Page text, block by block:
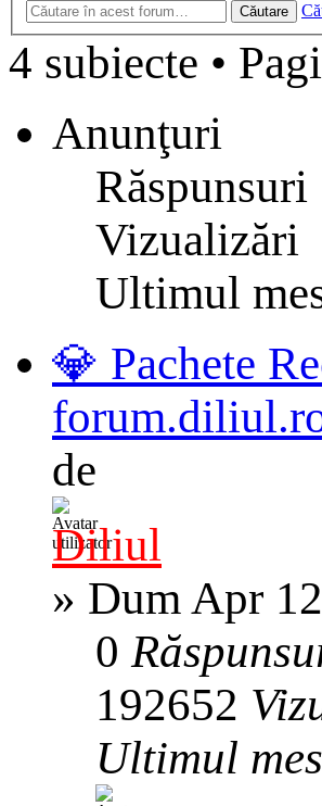
Căutare
4 subiecte •
Anunţuri
Răspunsuri
Vizualizări
Ultimul
💎 Pachete
de
Diliul
» Dum Apr
0
192652
Ultimul